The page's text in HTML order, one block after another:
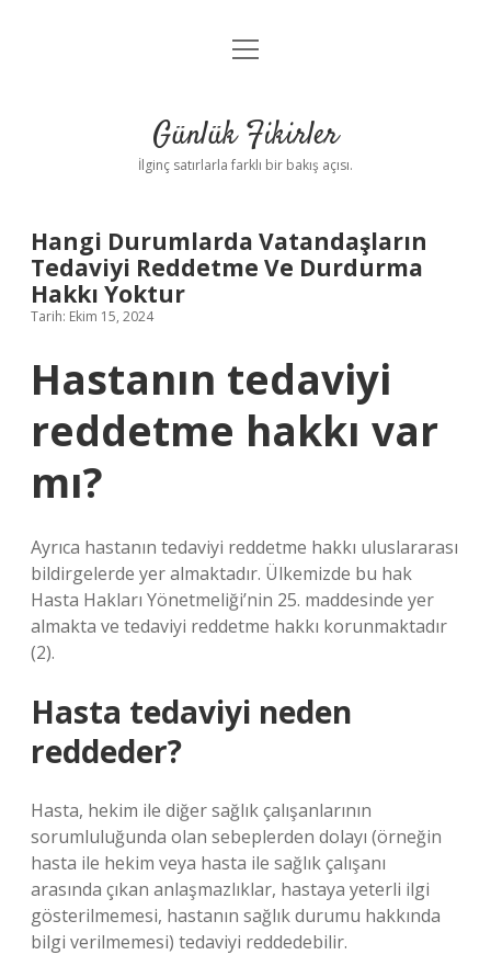
Anasayfa
Yasal Uyarı
menüyü
Günlük Fikirler
İlginç satırlarla farklı bir bakış açısı.
Hangi Durumlarda Vatandaşların
Tedaviyi Reddetme Ve Durdurma
Hakkı Yoktur
Tarih: Ekim 15, 2024
Hastanın tedaviyi
reddetme hakkı var
mı?
Ayrıca hastanın tedaviyi reddetme hakkı uluslararası
bildirgelerde yer almaktadır. Ülkemizde bu hak
Hasta Hakları Yönetmeliği’nin 25. maddesinde yer
almakta ve tedaviyi reddetme hakkı korunmaktadır
(2).
Hasta tedaviyi neden
reddeder?
Hasta, hekim ile diğer sağlık çalışanlarının
sorumluluğunda olan sebeplerden dolayı (örneğin
hasta ile hekim veya hasta ile sağlık çalışanı
arasında çıkan anlaşmazlıklar, hastaya yeterli ilgi
gösterilmemesi, hastanın sağlık durumu hakkında
bilgi verilmemesi) tedaviyi reddedebilir.